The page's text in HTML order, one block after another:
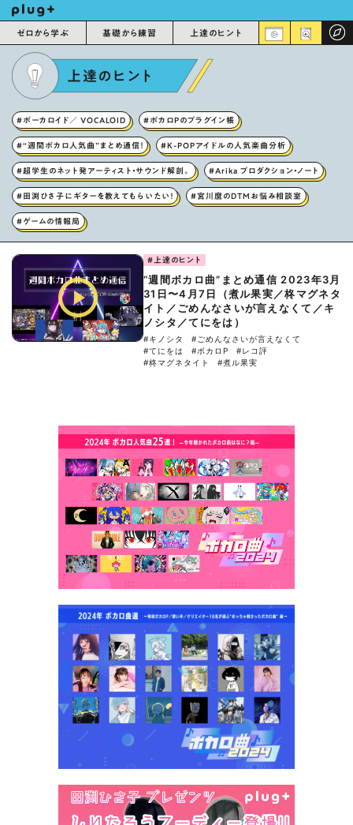
ゼロから学ぶ 基礎から練習 上達のヒント
上達のヒント
#ボーカロイド／ VOCALOID #ボカロPのプラグイン帳
#“週間ボカロ人気曲”まとめ通信！ #K-POPアイドルの人気楽曲分析
#超学生のネット発アーティスト・サウンド解剖。 #Arika プロダクション・ノート
#田渕ひさ子にギターを教えてもらいたい！ #宮川麿のDTMお悩み相談室
#ゲームの情報局
#上達のヒント
“週間ボカロ曲”まとめ通信 2023年3月
31日〜4月7日（煮ル果実／柊マグネタ
イト／ごめんなさいが言えなくて／キ
ノシタ／てにをは）
#キノシタ
#ごめんなさいが言えなくて
#てにをは
#ボカロP
#レコ評
#柊マグネタイト
#煮ル果実